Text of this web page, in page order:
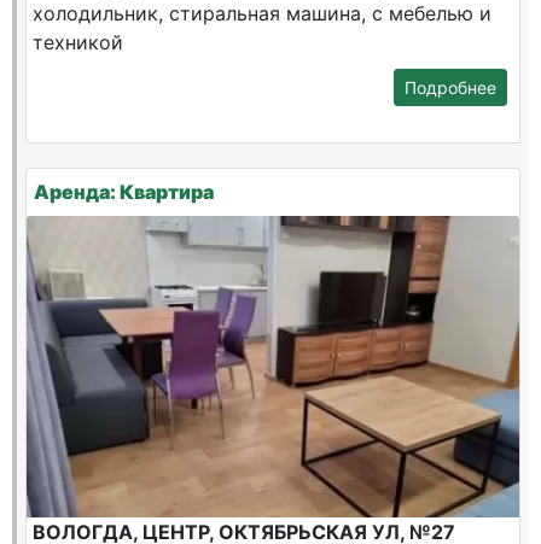
холодильник, стиральная машина, с мебелью и
техникой
Подробнее
Аренда: Квартира
ВОЛОГДА, ЦЕНТР, ОКТЯБРЬСКАЯ УЛ, №27